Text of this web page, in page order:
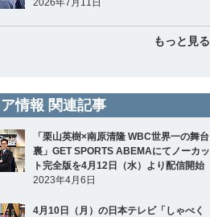
2026年7月11日
もっと見る
情報 関連記事
「栗山英樹×南原清隆 WBC世界一の舞台
裏」GET SPORTS ABEMAにてノーカッ
ト完全版を4月12日（水）より配信開始
2023年4月6日
4月10日（月）の日本テレビ「しゃべく